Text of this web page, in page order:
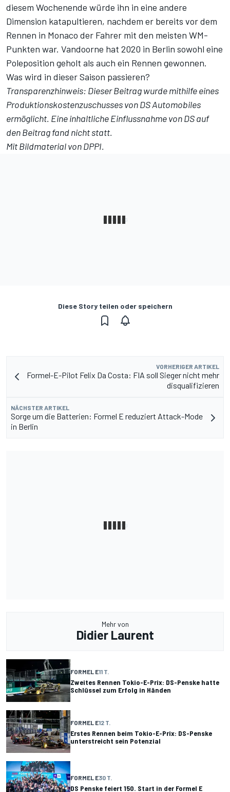
diesem Wochenende würde ihn in eine andere
Dimension katapultieren, nachdem er bereits vor dem
Rennen in Monaco der Fahrer mit den meisten WM-
Punkten war. Vandoorne hat 2020 in Berlin sowohl eine
Poleposition geholt als auch ein Rennen gewonnen.
Was wird in dieser Saison passieren?
Transparenzhinweis: Dieser Beitrag wurde mithilfe eines
Produktionskostenzuschusses von DS Automobiles
ermöglicht. Eine inhaltliche Einflussnahme von DS auf
den Beitrag fand nicht statt.
Mit Bildmaterial von DPPI.
Diese Story teilen oder speichern
VORHERIGER ARTIKEL
Formel-E-Pilot Felix Da Costa: FIA soll Sieger nicht mehr
disqualifizieren
NÄCHSTER ARTIKEL
Sorge um die Batterien: Formel E reduziert Attack-Mode
in Berlin
Mehr von
Didier Laurent
FORMEL E11 T.
Zweites Rennen Tokio-E-Prix: DS-Penske hatte
Schlüssel zum Erfolg in Händen
FORMEL E12 T.
Erstes Rennen beim Tokio-E-Prix: DS-Penske
unterstreicht sein Potenzial
FORMEL E30 T.
DS Penske feiert 150. Start in der Formel E